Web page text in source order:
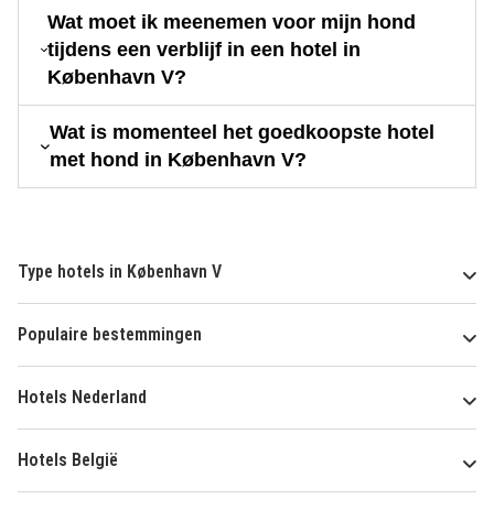
Wat moet ik meenemen voor mijn hond
tijdens een verblijf in een hotel in
København V?
Wat is momenteel het goedkoopste hotel
met hond in København V?
Type hotels in København V
Populaire bestemmingen
Hotels Nederland
Hotels België